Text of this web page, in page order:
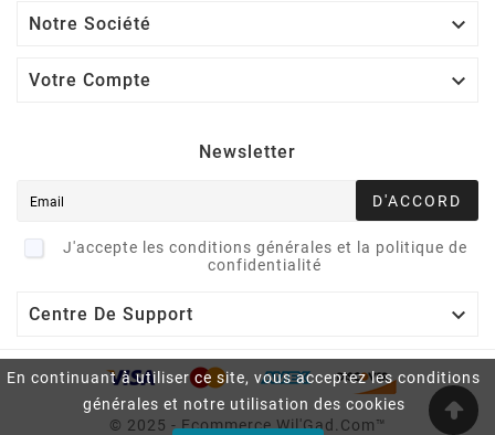
En continuant à utiliser ce site, vous acceptez les conditions
générales et notre utilisation des cookies
Notre Société 
Votre Compte 
Newsletter
D'ACCORD
J'accepte les conditions générales et la politique de
confidentialité
Centre De Support 
© 2025 - Ecommerce Wil'Gad.Com™